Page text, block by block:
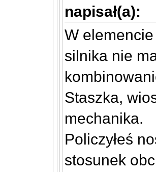
napisał(a):
W elemencie
silnika nie
Staszka,
mechanika.
Policzyłeś
stosunek